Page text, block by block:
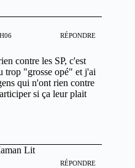
RÉPONDRE
contre les SP, c'est
trop "grosse opé" et j'ai
qui n'ont rien contre
si ça leur plait
Lit
RÉPONDRE